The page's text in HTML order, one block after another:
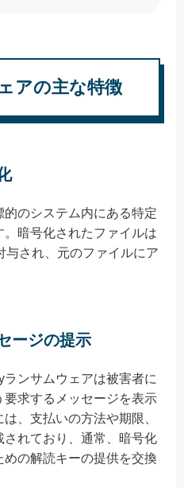
アの主な特徴
のシステム内にある特定
暗号化されたファイルは
与され、元のファイルにア
ージの提示
ンサムウェアは被害者に
求するメッセージを表示
、支払いの方法や期限、
れており、通常、暗号化
の解読キーの提供を交換